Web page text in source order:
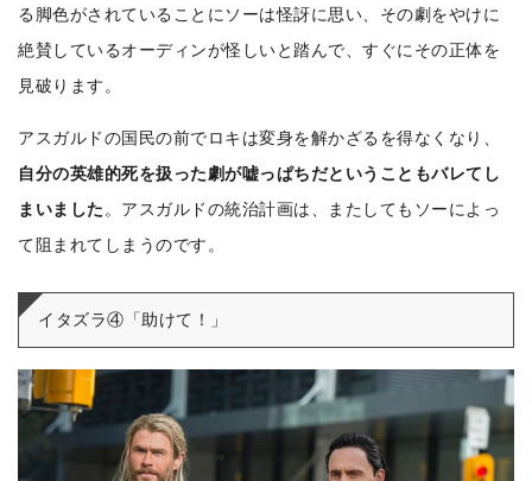
る脚色がされていることにソーは怪訝に思い、その劇をやけに
絶賛しているオーディンが怪しいと踏んで、すぐにその正体を
見破ります。
アスガルドの国民の前でロキは変身を解かざるを得なくなり、
自分の英雄的死を扱った劇が嘘っぱちだということもバレてし
まいました。アスガルドの統治計画は、またしてもソーによっ
て阻まれてしまうのです。
イタズラ④「助けて！」